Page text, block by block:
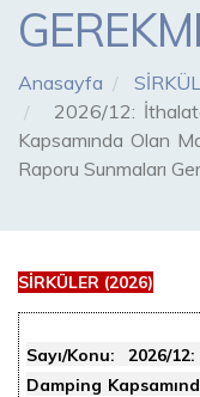
Anasayfa
2026/12:
Kapsamında Olan
Raporu Sunmaları
SİRKÜLER (2026)
Sayı/Konu: 2026/
Damping